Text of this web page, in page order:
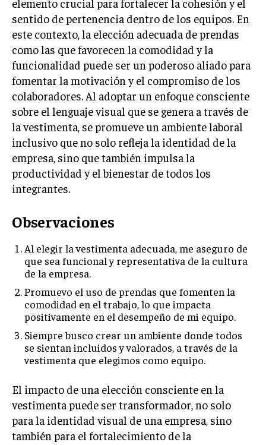
elemento crucial para fortalecer la cohesión y el
sentido de pertenencia dentro de los equipos. En
este contexto, la elección adecuada de prendas
como las que favorecen la comodidad y la
funcionalidad puede ser un poderoso aliado para
fomentar la motivación y el compromiso de los
colaboradores. Al adoptar un enfoque consciente
sobre el lenguaje visual que se genera a través de
la vestimenta, se promueve un ambiente laboral
inclusivo que no solo refleja la identidad de la
empresa, sino que también impulsa la
productividad y el bienestar de todos los
integrantes.
Observaciones
Al elegir la vestimenta adecuada, me aseguro de
que sea funcional y representativa de la cultura
de la empresa.
Promuevo el uso de prendas que fomenten la
comodidad en el trabajo, lo que impacta
positivamente en el desempeño de mi equipo.
Siempre busco crear un ambiente donde todos
se sientan incluidos y valorados, a través de la
vestimenta que elegimos como equipo.
El impacto de una elección consciente en la
vestimenta puede ser transformador, no solo
para la identidad visual de una empresa, sino
también para el fortalecimiento de la